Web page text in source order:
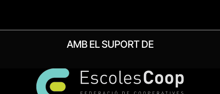
AMB EL SUPORT DE